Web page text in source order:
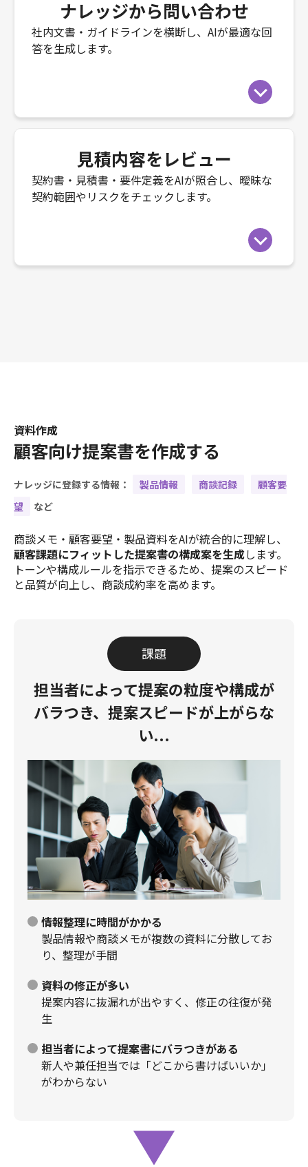
ナレッジから問い合わせ
社内文書・ガイドラインを横断し、AIが最適な回
答を生成します。
見積内容をレビュー
契約書・見積書・要件定義をAIが照合し、曖昧な
契約範囲やリスクをチェックします。
資料作成
顧客向け提案書を作成する
ナレッジに登録する情報： 製品情報 商談記録
顧客要
望
など
商談メモ・顧客要望・製品資料をAIが統合的に理解し、
顧客課題にフィットした提案書の構成案を生成します。
トーンや構成ルールを指示できるため、提案のスピード
と品質が向上し、商談成約率を高めます。
課題
担当者によって提案の粒度や構成が
バラつき、提案スピードが上がらな
い...
情報整理に時間がかかる
製品情報や商談メモが複数の資料に分散してお
り、整理が手間
資料の修正が多い
提案内容に抜漏れが出やすく、修正の往復が発
生
担当者によって提案書にバラつきがある
新人や兼任担当では「どこから書けばいいか」
がわからない